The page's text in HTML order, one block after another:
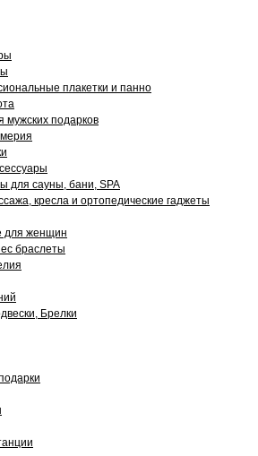
плакетки и панно
мужских подарков
для сауны, бани, SPA
кресла и ортопедические гаджеты
для женщин
браслеты
Брелки